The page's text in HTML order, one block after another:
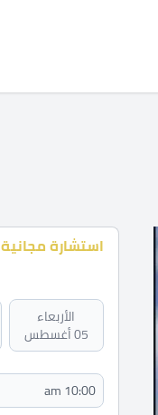
استشارة مجانية
الأربعاء
05 أغسطس